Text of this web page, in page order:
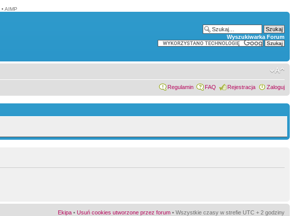
• AIMP
Wyszukiwarka Forum
Regulamin FAQ Rejestracja Zaloguj
Ekipa • Usuń cookies utworzone przez forum • Wszystkie czasy w strefie UTC + 2 godziny